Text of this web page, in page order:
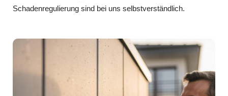
Schadenregulierung sind bei uns selbstverständlich.